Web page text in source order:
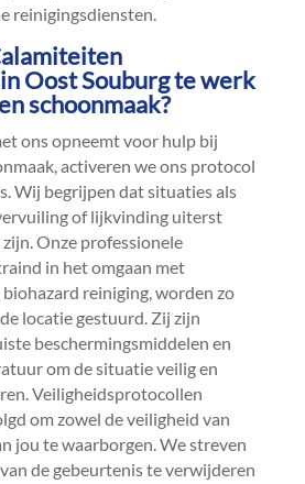
reinigingsdiensten.​
Oost Souburg te werk
schoonmaak?
ons opneemt voor hulp bij
activeren we ons protocol
Wij begrijpen dat situaties als
of lijkvinding uiterst
Onze professionele
in het omgaan met
reiniging, worden zo
locatie gestuurd.​ Zij zijn
beschermingsmiddelen en
om de situatie veilig en
Veiligheidsprotocollen
om zowel de veiligheid van
jou te waarborgen.​ We streven
de gebeurtenis te verwijderen